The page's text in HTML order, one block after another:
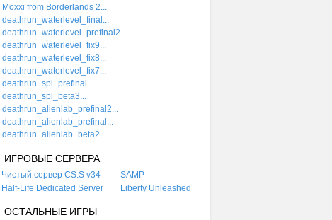
Moxxi from Borderlands 2...
deathrun_waterlevel_final...
deathrun_waterlevel_prefinal2...
deathrun_waterlevel_fix9...
deathrun_waterlevel_fix8...
deathrun_waterlevel_fix7...
deathrun_spl_prefinal...
deathrun_spl_beta3...
deathrun_alienlab_prefinal2...
deathrun_alienlab_prefinal...
deathrun_alienlab_beta2...
ИГРОВЫЕ СЕРВЕРА
Чистый сервер CS:S v34
SAMP
Half-Life Dedicated Server
Liberty Unleashed
ОСТАЛЬНЫЕ ИГРЫ